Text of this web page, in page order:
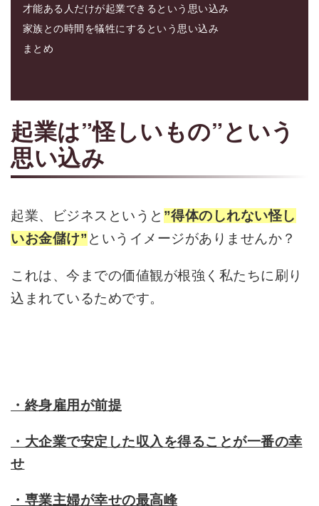
才能ある人だけが起業できるという思い込み
家族との時間を犠牲にするという思い込み
まとめ
起業は”怪しいもの”という
思い込み
起業、ビジネスというと ”得体のしれない怪し
いお金儲け” というイメージがありませんか？
これは、今までの価値観が根強く私たちに刷り
込まれているためです。
・終身雇用が前提
・大企業で安定した収入を得ることが一番の幸
せ
・専業主婦が幸せの最高峰